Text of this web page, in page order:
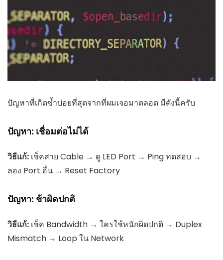
ปัญหาที่เกิดซ้ำบ่อยที่สุดจากที่ผมเจอมาตลอด มีดังนี้ครับ
ปัญหา: เชื่อมต่อไม่ได้
วิธีแก้: เช็คสาย Cable → ดู LED Port → Ping ทดสอบ →
ลอง Port อื่น → Reset Factory
ปัญหา: ช้าผิดปกติ
วิธีแก้: เช็ค Bandwidth → ใครใช้หนักผิดปกติ → Duplex
Mismatch → Loop ใน Network